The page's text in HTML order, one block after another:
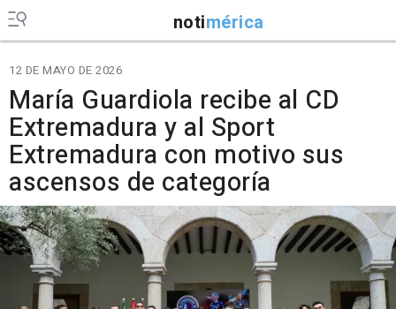
notimérica
12 DE MAYO DE 2026
María Guardiola recibe al CD
Extremadura y al Sport
Extremadura con motivo sus
ascensos de categoría